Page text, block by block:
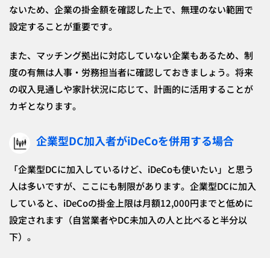
ないため、企業の掛金額を確認した上で、無理のない範囲で
設定することが重要です。
また、マッチング拠出に対応していない企業もあるため、制
度の有無は人事・労務担当者に確認しておきましょう。将来
の収入見通しや家計状況に応じて、計画的に活用することが
カギとなります。
企業型DC加入者がiDeCoを併用する場合
「企業型DCに加入しているけど、iDeCoも使いたい」と思う
人は多いですが、ここにも制限があります。企業型DCに加入
していると、iDeCoの掛金上限は月額12,000円までと低めに
設定されます（自営業者やDC未加入の人と比べると半分以
下）。